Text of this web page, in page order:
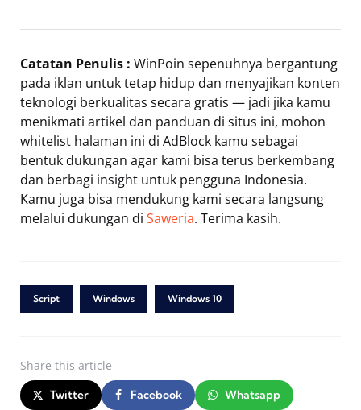
Catatan Penulis : WinPoin sepenuhnya bergantung
pada iklan untuk tetap hidup dan menyajikan konten
teknologi berkualitas secara gratis — jadi jika kamu
menikmati artikel dan panduan di situs ini, mohon
whitelist halaman ini di AdBlock kamu sebagai
bentuk dukungan agar kami bisa terus berkembang
dan berbagi insight untuk pengguna Indonesia.
Kamu juga bisa mendukung kami secara langsung
melalui dukungan di Saweria. Terima kasih.
Script Windows Windows 10
Share this article
Twitter Facebook Whatsapp